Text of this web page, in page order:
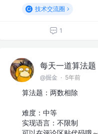
技术交流圈
1
每天一道算法题
@掘金 · 5年前
算法题：两数相除
难度：中等
实现语言：不限制